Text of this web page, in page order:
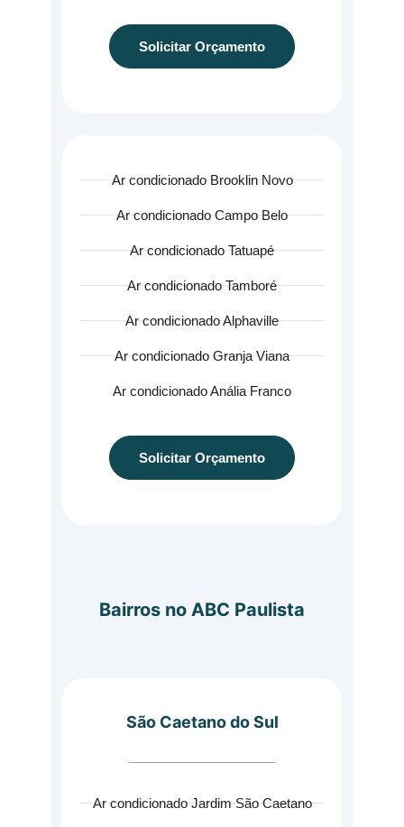
Solicitar Orçamento
Ar condicionado Brooklin Novo
Ar condicionado Campo Belo
Ar condicionado Tatuapé
Ar condicionado Tamboré
Ar condicionado Alphaville
Ar condicionado Granja Viana
Ar condicionado Anália Franco
Solicitar Orçamento
Bairros no ABC Paulista
São Caetano do Sul
Ar condicionado Jardim São Caetano